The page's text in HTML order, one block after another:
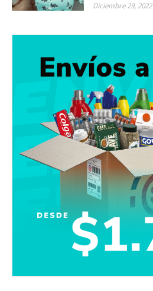
Diciembre 29, 2022